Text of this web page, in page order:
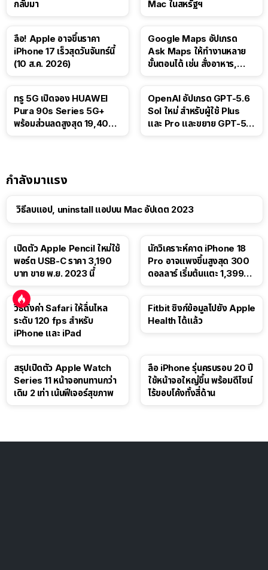
กลับมา
Mac ในสหรัฐฯ
ลือ! Apple อาจขึ้นราคา
iPhone 17 เร็วสุดวันจันทร์นี้
(10 ส.ค. 2026)
Google Maps อัปเกรด
Ask Maps ให้ทำงานหลาย
ขั้นตอนได้ เช่น สั่งอาหาร,
ทรู 5G เปิดจอง HUAWEI
Pura 90s Series 5G+
พร้อมส่วนลดสูงสุด 19,400
OpenAI อัปเกรด GPT-5.6
Sol ใหม่ สำหรับผู้ใช้ Plus
และ Pro และขยาย GPT-5.6
กำลังมาแรง
วิธีลบแอป, uninstall แอปบน Mac อัปเดต 2023
เปิดตัว Apple Pencil ใหม่ใช้
พอร์ต USB-C ราคา 3,190
บาท ขาย พ.ย. 2023 นี้
นักวิเคราะห์คาด iPhone 18
Pro อาจแพงขึ้นสูงสุด 300
ดอลลาร์ เริ่มต้นแตะ 1,399
วิธีตั้งค่า Safari ให้ลื่นไหล
ระดับ 120 fps สำหรับ
iPhone และ iPad
Fitbit ซิงก์ข้อมูลไปยัง Apple
Health ได้แล้ว
สรุปเปิดตัว Apple Watch
Series 11 หน้าจอทนทานกว่า
เดิม 2 เท่า เน้นฟีเจอร์สุขภาพ
ลือ iPhone รุ่นครบรอบ 20 ปี
ใช้หน้าจอใหญ่ขึ้น พร้อมดีไซน์
ไร้ขอบโค้งทั้งสี่ด้าน